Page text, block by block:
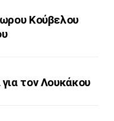
Κούβελου
τον Λουκάκου